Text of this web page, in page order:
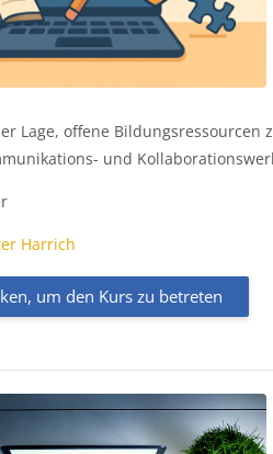
Lage, offene
und
Harrich
um den Kurs zu betreten